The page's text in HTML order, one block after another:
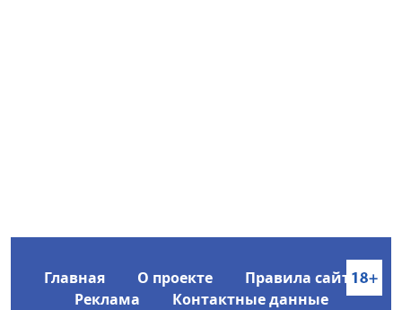
Главная О проекте
Правила сайта
Реклама
Контактные данные